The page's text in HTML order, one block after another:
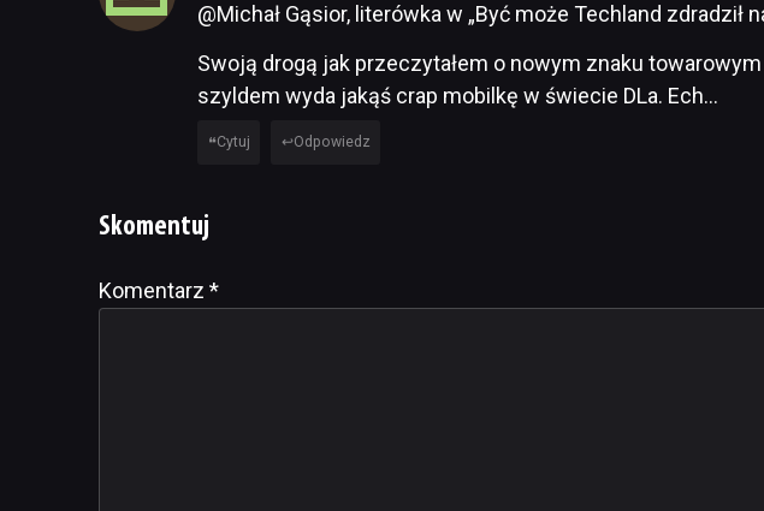
@Michał Gąsior, literówka w „Być może Techland zdradził
Swoją drogą jak przeczytałem o nowym znaku
szyldem wyda jakąś crap mobilkę w świecie DLa. Ech…
Cytuj Odpowiedz
Skomentuj
Komentarz *
Alternative: